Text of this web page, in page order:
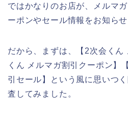
ではかなりのお店が、メルマ
ーポンやセール情報をお知ら
だから、まずは、【2次会くん
くん メルマガ割引クーポン】
引セール】という風に思いつ
査してみました。